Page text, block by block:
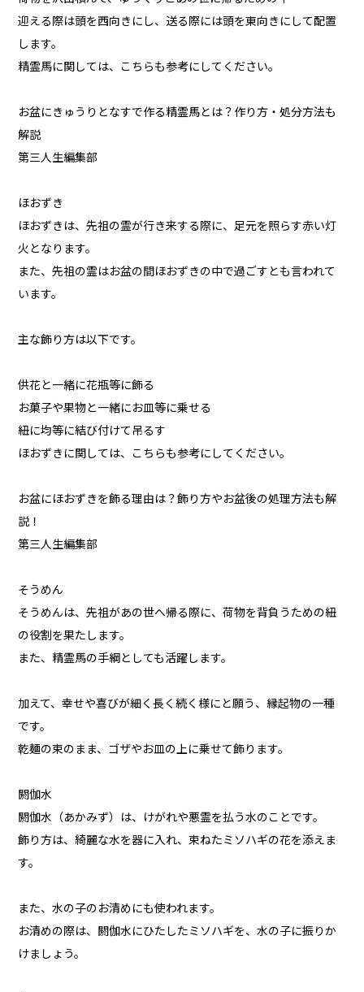
迎える際は頭を西向きにし、送る際には頭を東向きにして配置
します。
精霊馬に関しては、こちらも参考にしてください。
お盆にきゅうりとなすで作る精霊馬とは？作り方・処分方法も
解説
第三人生編集部
ほおずき
ほおずきは、先祖の霊が行き来する際に、足元を照らす赤い灯
火となります。
また、先祖の霊はお盆の間ほおずきの中で過ごすとも言われて
います。
主な飾り方は以下です。
供花と一緒に花瓶等に飾る
お菓子や果物と一緒にお皿等に乗せる
紐に均等に結び付けて吊るす
ほおずきに関しては、こちらも参考にしてください。
お盆にほおずきを飾る理由は？飾り方やお盆後の処理方法も解
説！
第三人生編集部
そうめん
そうめんは、先祖があの世へ帰る際に、荷物を背負うための紐
の役割を果たします。
また、精霊馬の手綱としても活躍します。
加えて、幸せや喜びが細く長く続く様にと願う、縁起物の一種
です。
乾麺の束のまま、ゴザやお皿の上に乗せて飾ります。
閼伽水
閼伽水（あかみず）は、けがれや悪霊を払う水のことです。
飾り方は、綺麗な水を器に入れ、束ねたミソハギの花を添えま
す。
また、水の子のお清めにも使われます。
お清めの際は、閼伽水にひたしたミソハギを、水の子に振りか
けましょう。